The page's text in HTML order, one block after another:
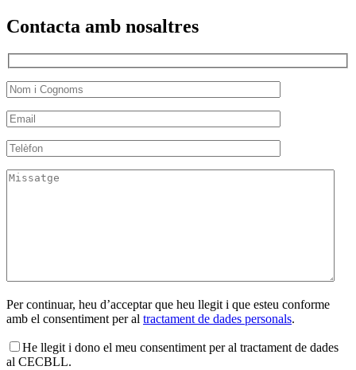
Contacta amb nosaltres
Per continuar, heu d’acceptar que heu llegit i que esteu conforme
amb el consentiment per al tractament de dades personals.
He llegit i dono el meu consentiment per al tractament de dades
al CECBLL.